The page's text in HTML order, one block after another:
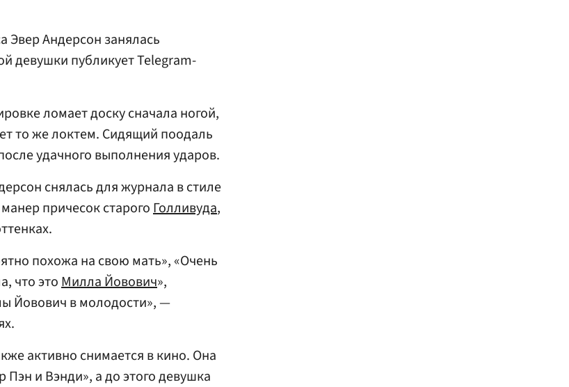
Андерсон занялась
девушки публикует Telegram-
ломает доску сначала ногой,
то же локтем. Сидящий поодаль
удачного выполнения ударов.
снялась для журнала в стиле
причесок старогоГолливуда,
похожа на свою мать», «Очень
что этоМилла Йовович»,
Йовович в молодости», —
активно снимается в кино. Она
и Вэнди», а до этого девушка